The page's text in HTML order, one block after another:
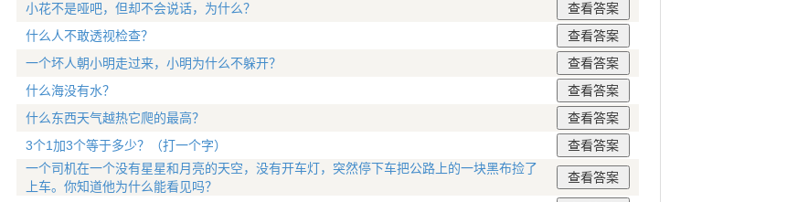
小花不是哑吧，但却不会说话，为什么？
什么人不敢透视检查？
一个坏人朝小明走过来，小明为什么不躲开？
什么海没有水？
什么东西天气越热它爬的最高？
3个1加3个等于多少？（打一个字）
一个司机在一个没有星星和月亮的天空，没有开车灯，突然停下车把公路上的一块黑布捡了
上车。你知道他为什么能看见吗？